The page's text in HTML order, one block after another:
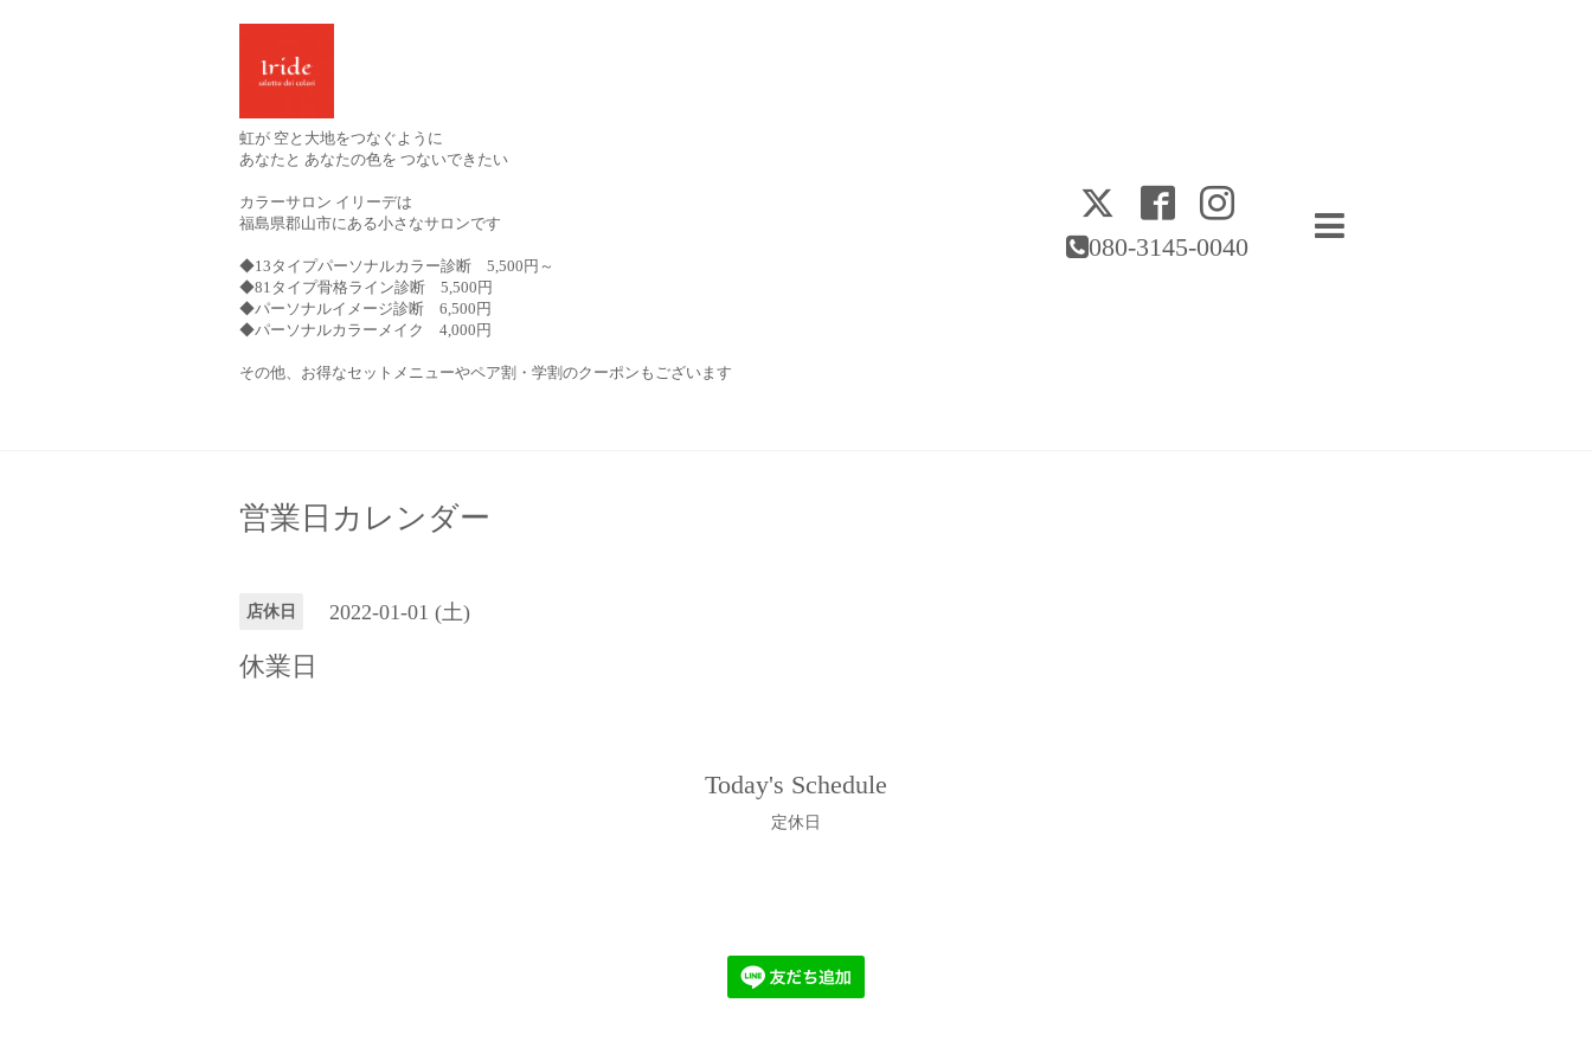
080-3145-0040
虹が 空と大地をつなぐように
あなたと あなたの色を つないできたい
カラーサロン イリーデは
福島県郡山市にある小さなサロンです
◆13タイプパーソナルカラー診断 5,500円～
◆81タイプ骨格ライン診断 5,500円
◆パーソナルイメージ診断 6,500円
◆パーソナルカラーメイク 4,000円
その他、お得なセットメニューやペア割・学割のクーポンもございます
営業日カレンダー
店休日 2022-01-01 (土)
休業日
Today's Schedule
定休日